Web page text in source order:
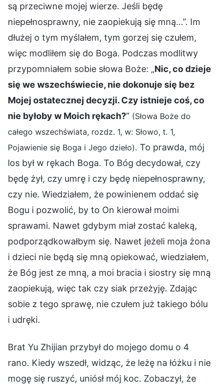
są przeciwne mojej wierze. Jeśli będę
niepełnosprawny, nie zaopiekują się mną…”. Im
dłużej o tym myślałem, tym gorzej się czułem,
więc modliłem się do Boga. Podczas modlitwy
przypomniałem sobie słowa Boże: „Nic, co dzieje
się we wszechświecie, nie dokonuje się bez
Mojej ostatecznej decyzji. Czy istnieje coś, co
nie byłoby w Moich rękach?” (Słowa Boże do
całego wszechświata, rozdz. 1, w: Słowo, t. 1,
Pojawienie się Boga i Jego dzieło). To prawda, mój
los był w rękach Boga. To Bóg decydował, czy
będę żył, czy umrę i czy będę niepełnosprawny,
czy nie. Wiedziałem, że powinienem oddać się
Bogu i pozwolić, by to On kierował moimi
sprawami. Nawet gdybym miał zostać kaleką,
podporządkowałbym się. Nawet jeżeli moja żona
i dzieci nie będą się mną opiekować, wiedziałem,
że Bóg jest ze mną, a moi bracia i siostry się mną
zaopiekują, więc tak czy siak przeżyję. Zdając
sobie z tego sprawę, nie czułem już takiego bólu
i udręki.
Brat Yu Zhijian przybył do mojego domu o 4
rano. Kiedy wszedł, widząc, że leżę na łóżku i nie
mogę się ruszyć, uniósł mój koc. Zobaczył, że